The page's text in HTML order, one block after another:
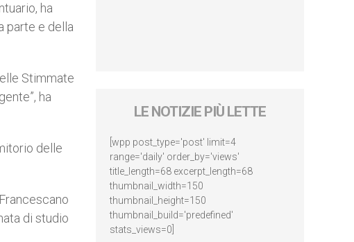
ha
parte e della
Stimmate
ha
delle
di studio
LE NOTIZIE PIÙ LETTE
[wpp post_type='post' limit=4
range='daily' order_by='views'
title_length=68 excerpt_length=68
thumbnail_width=150
thumbnail_height=150
thumbnail_build='predefined'
stats_views=0]